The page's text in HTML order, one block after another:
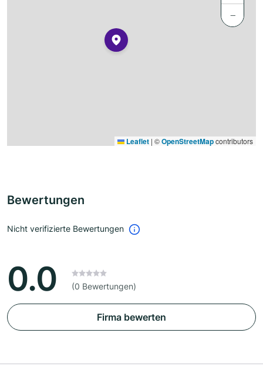
−
Leaflet | ©OpenStreetMapcontributors
Bewertungen
Nicht verifizierte Bewertungen
0.0 (0 Bewertungen)
Firma bewerten